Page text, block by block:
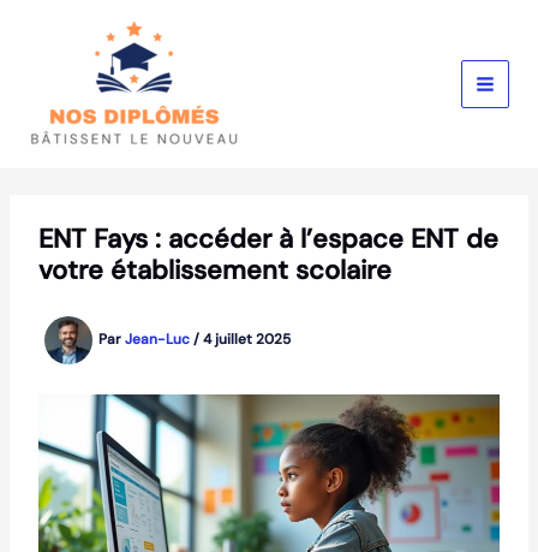
ENT Fays : accéder à l’espace ENT de
votre établissement scolaire
ParJean-Luc/4 juillet 2025